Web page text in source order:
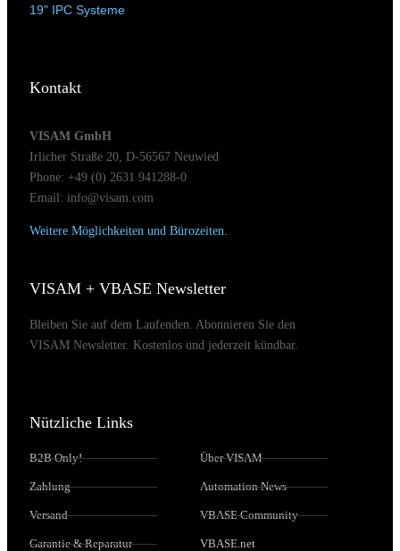
19" IPC Systeme
Kontakt
VISAM GmbH
Irlicher Straße 20, D-56567 Neuwied
Phone: +49 (0) 2631 941288-0
Email: info@visam.com
Weitere Möglichkeiten und Bürozeiten.
VISAM + VBASE Newsletter
Bleiben Sie auf dem Laufenden. Abonnieren Sie den
VISAM Newsletter. Kostenlos und jederzeit kündbar.
Nützliche Links
B2B Only!
Zahlung
Versand
Garantie & Reparatur
Über VISAM
Automation News
VBASE Community
VBASE.net